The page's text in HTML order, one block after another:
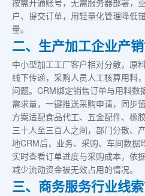
户、提交订单，用轻量化管理降低
量。
二、生产加工企业产
中小型加工工厂客户相对分散，原
线下传递，采购人员人工核算用料
问题。CRM绑定销售订单与用料数
需求量，一键推送采购申请，同步
方案适配食品代工、五金配件、橡
三十人至三百人之间，部门分散、
地CRM后，业务、采购、车间数据
实时查看订单进度与采购成本，依
减少流动资金被无效占用的情况。
三、商务服务行业线